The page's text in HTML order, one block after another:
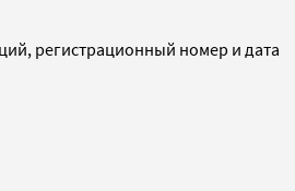
регистрационный номер и дата